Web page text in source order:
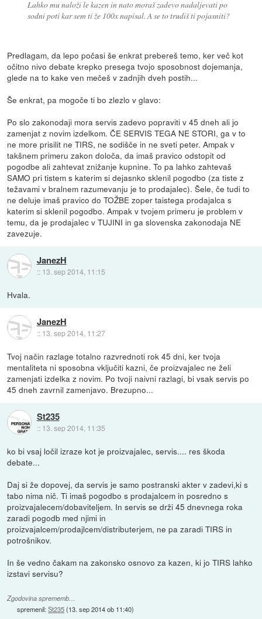
Lahko mu naloži le kazen in nato moraš zadevo nadaljevati po
sodni poti kar sem ti že 100x napisal. A se to trudiš ti pojasniti?
Predlagam, da lepo počasi še enkrat prebereš temo, ker več kot
očitno nivo debate krepko presega tvojo sposobnost dojemanja,
glede na to kake ven mečeš v zadnjih dveh postih...
Še enkrat, pa mogoče ti bo zlezlo v glavo:
Po slo zakonodaji mora servis zadevo popraviti v 45 dneh ali jo
zamenjat z novim izdelkom. ČE SERVIS TEGA NE STORI, ga v to
ne more prisilit ne TIRS, ne sodišče in ne sveti peter. Ampak v
takšnem primeru zakon določa, da imaš pravico odstopit od
pogodbe ali zahtevat znižanje kupnine. To pa lahko zahtevaš
SAMO pri tistem s katerim si dejasnko sklenil pogodbo (za tiste z
težavami v bralnem razumevanju je to prodajalec). Šele, če tudi to
ne deluje imaš pravico do TOŽBE zoper taistega prodajalca s
katerim si sklenil pogodbo. Ampak v tvojem primeru je problem v
temu, da je prodajalec v TUJINI in ga slovenska zakonodaja NE
zavezuje.
JanezH
:: 13. sep 2014, 11:15
Hvala.
JanezH
:: 13. sep 2014, 11:27
Tvoj način razlage totalno razvrednoti rok 45 dni, ker tvoja
mentaliteta ni sposobna vključiti kazni, če proizvajalec ne želi
zamenjati izdelka z novim. Po tvoji naivni razlagi, bi vsak servis po
45 dneh zavrnil zamenjavo. Brezupno...
St235
:: 13. sep 2014, 11:35
ko bi vsaj ločil izraze kot je proizvajalec, servis.... res škoda
debate...
Daj si že dopovej, da servis je samo postranski akter v zadevi,ki s
tabo nima nič. Ti imaš pogodbo s prodajalcem in posredno s
proizvajalecem/dobaviteljem. In servis se drži 45 dnevnega roka
zaradi pogodb med njimi in
proizvajalcem/prodajlcem/distributerjem, ne pa zaradi TIRS in
potrošnikov.
In še vedno čakam na zakonsko osnovo za kazen, ki jo TIRS lahko
izstavi servisu?
Zgodovina sprememb…
spremenil:St235(13. sep 2014 ob 11:40)